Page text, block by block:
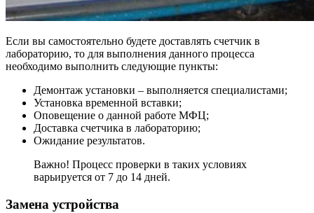
Если вы самостоятельно будете доставлять счетчик в
лабораторию, то для выполнения данного процесса
необходимо выполнить следующие пункты:
Демонтаж установки – выполняется специалистами;
Установка временной вставки;
Оповещение о данной работе МФЦ;
Доставка счетчика в лабораторию;
Ожидание результатов.
Важно! Процесс проверки в таких условиях
варьируется от 7 до 14 дней.
Замена устройства